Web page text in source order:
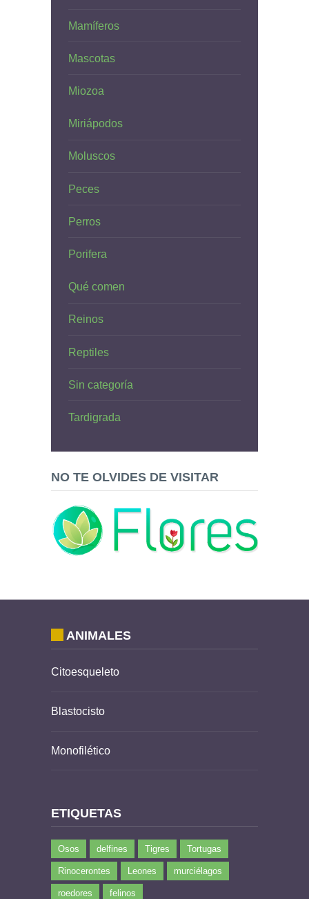
Mamíferos
Mascotas
Miozoa
Miriápodos
Moluscos
Peces
Perros
Porifera
Qué comen
Reinos
Reptiles
Sin categoría
Tardigrada
NO TE OLVIDES DE VISITAR
ANIMALES
Citoesqueleto
Blastocisto
Monofilético
ETIQUETAS
Osos delfines Tigres Tortugas
Rinocerontes Leones murciélagos
roedores felinos